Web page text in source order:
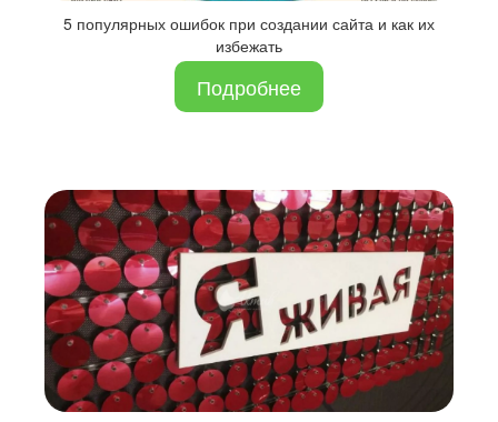
5 популярных ошибок при создании сайта и как их
избежать
Подробнее